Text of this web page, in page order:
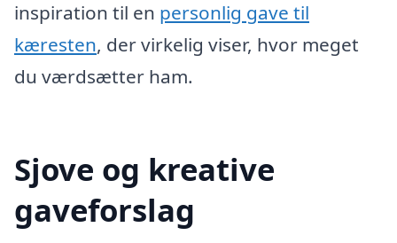
inspiration til en personlig gave til
kæresten, der virkelig viser, hvor meget
du værdsætter ham.
Sjove og kreative
gaveforslag